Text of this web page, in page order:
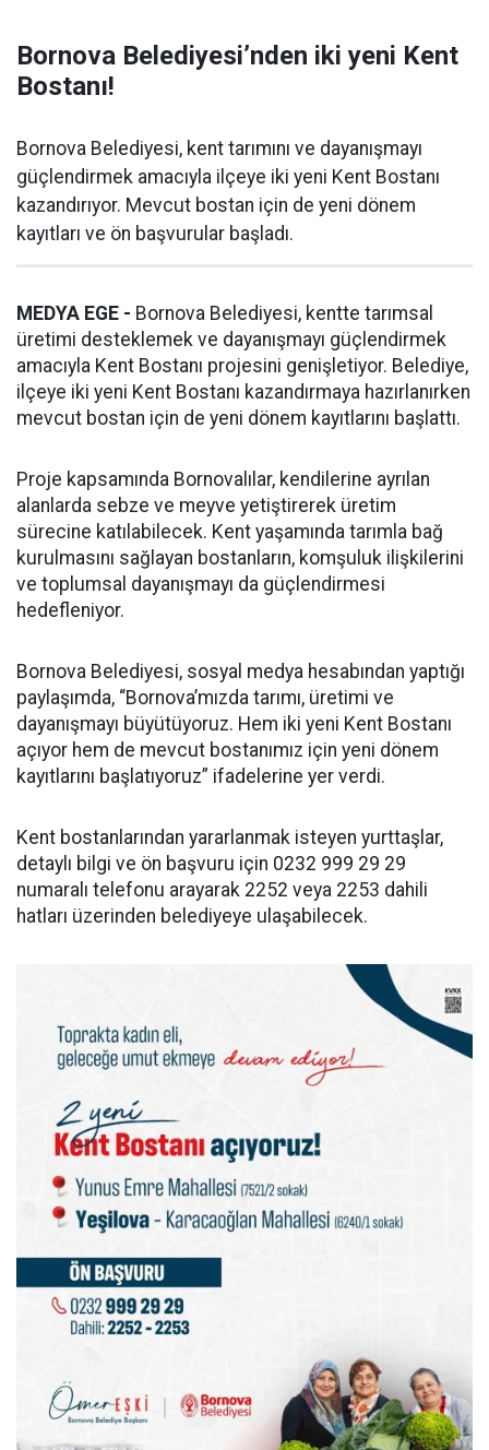
Bornova Belediyesi’nden iki yeni Kent
Bostanı!
Bornova Belediyesi, kent tarımını ve dayanışmayı
güçlendirmek amacıyla ilçeye iki yeni Kent Bostanı
kazandırıyor. Mevcut bostan için de yeni dönem
kayıtları ve ön başvurular başladı.
MEDYA EGE - Bornova Belediyesi, kentte tarımsal
üretimi desteklemek ve dayanışmayı güçlendirmek
amacıyla Kent Bostanı projesini genişletiyor. Belediye,
ilçeye iki yeni Kent Bostanı kazandırmaya hazırlanırken
mevcut bostan için de yeni dönem kayıtlarını başlattı.
Proje kapsamında Bornovalılar, kendilerine ayrılan
alanlarda sebze ve meyve yetiştirerek üretim
sürecine katılabilecek. Kent yaşamında tarımla bağ
kurulmasını sağlayan bostanların, komşuluk ilişkilerini
ve toplumsal dayanışmayı da güçlendirmesi
hedefleniyor.
Bornova Belediyesi, sosyal medya hesabından yaptığı
paylaşımda, “Bornova’mızda tarımı, üretimi ve
dayanışmayı büyütüyoruz. Hem iki yeni Kent Bostanı
açıyor hem de mevcut bostanımız için yeni dönem
kayıtlarını başlatıyoruz” ifadelerine yer verdi.
Kent bostanlarından yararlanmak isteyen yurttaşlar,
detaylı bilgi ve ön başvuru için 0232 999 29 29
numaralı telefonu arayarak 2252 veya 2253 dahili
hatları üzerinden belediyeye ulaşabilecek.